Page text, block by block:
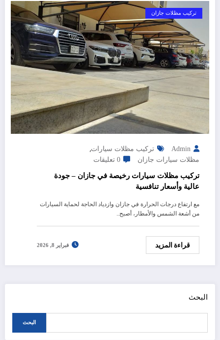
تركيب مظلات جازان
Admin تركيب مظلات سيارات,
مظلات سيارات جازان 0 تعليقات
تركيب مظلات سيارات رخيصة في جازان – جودة
عالية وأسعار تنافسية
مع ارتفاع درجات الحرارة في جازان وازدياد الحاجة لحماية السيارات
من أشعة الشمس والأمطار، أصبح…
قراءة المزيد فبراير 8, 2026
البحث
البحث